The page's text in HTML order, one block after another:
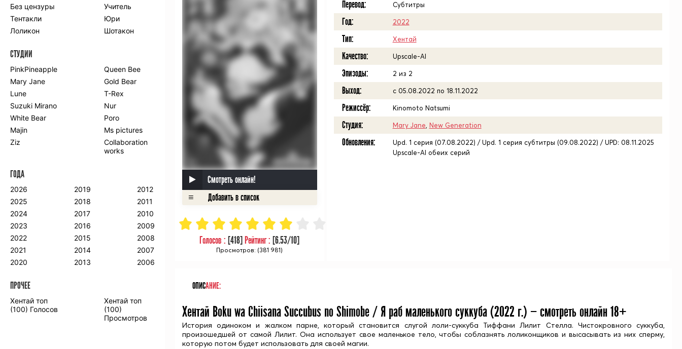
Смотреть онлайн!
Голосов : [418] Рейтинг : [6.53/10]
Просмотров: (381 981)
Перевод: Субтитры
Год: 2022
Тип: Хентай
Качество: Upscale-AI
Эпизоды: 2 из 2
Выход: с 05.08.2022 по 18.11.2022
Режиссёр: Kinomoto Natsumi
Студия: Mary Jane New Generation
Обновления:
Upd. 1 серия (07.08.2022) / Upd. 1 серия субтитры (09.08.2022) / UPD: 08.11.2025
Upscale-AI обеих серий
ОПИСАНИЕ:
Хентай Boku wa Chiisana Succubus no Shimobe / Я раб маленького суккуба (2022 г.) — смотреть онлайн 18+
История одиноком и жалком парне, который становится слугой лоли-суккуба Тиффани Лилит Стелла. Чистокровного суккуба,
произошедшей от самой Лилит. Она использует свое маленькое тело, чтобы соблазнять лоликонщиков и высасывать из них сперму,
которую потом будет использовать для своей магии.
Романтика
Школа
Этти
Боевые
искусства
Гарем
Драма
Игры
Исторический
Магия
Фантастика
Фэнтези
Мистика
Попаданцы в
другой мир
Хентай
ПО ГОДУ
2023
2022
2021
2020
2019
2018
2017
2016
2013
2012
2011
2010
2009
2008
2005
2004
2003
2002
2001
2000
ПРОЧЕЕ
Аниме фильмы Аниме OVA
Без цензуры
Учитель
Тентакли
Юри
Лоликон
Шотакон
СТУДИИ
PinkPineapple
Queen Bee
Mary Jane
Gold Bear
Lune
T-Rex
Suzuki Mirano
Nur
White Bear
Poro
Majin
Ms pictures
Ziz
Collaboration
works
ГОДА
2026
2025
2024
2023
2022
2021
2020
2019
2018
2017
2016
2015
2014
2013
2012
2011
2010
2009
2008
2007
2006
ПРОЧЕЕ
Хентай топ
(100) Голосов
Хентай топ
(100)
Просмотров